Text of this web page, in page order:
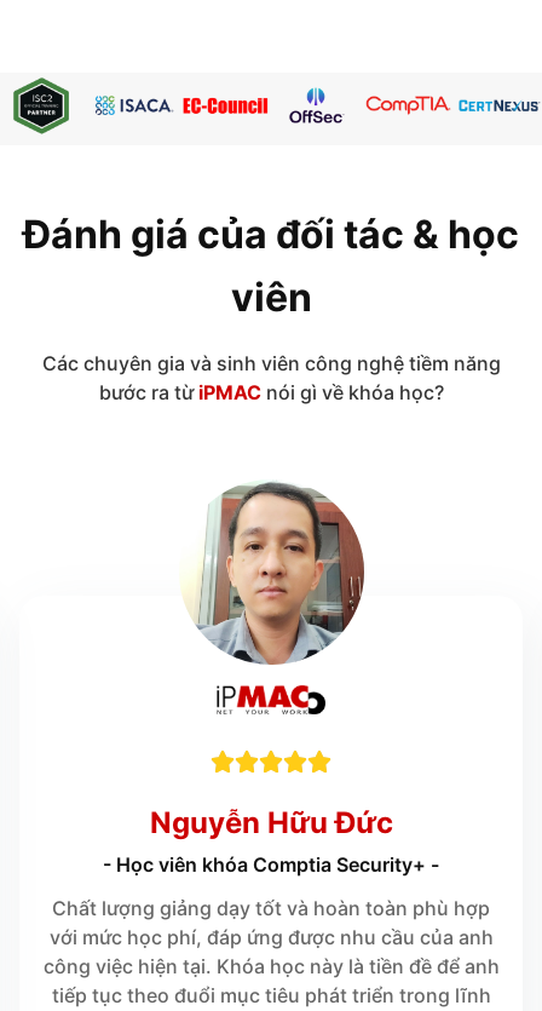
Đánh giá của đối tác & học
viên
Các chuyên gia và sinh viên công nghệ tiềm năng
bước ra từ iPMACnói gì về khóa học?

Nguyễn Hữu Đức
- Học viên khóa Comptia Security+ -
Chất lượng giảng dạy tốt và hoàn toàn phù hợp
với mức học phí, đáp ứng được nhu cầu của anh
công việc hiện tại. Khóa học này là tiền đề để anh
tiếp tục theo đuổi mục tiêu phát triển trong lĩnh